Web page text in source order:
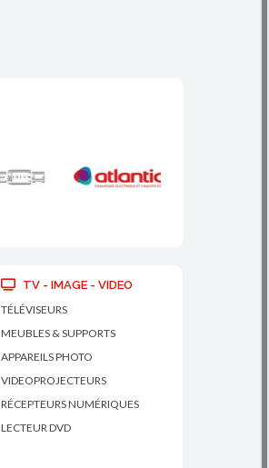
TV - IMAGE - VIDEO
TÉLÉVISEURS
MEUBLES & SUPPORTS
APPAREILS PHOTO
VIDEOPROJECTEURS
RÉCEPTEURS NUMÉRIQUES
LECTEUR DVD